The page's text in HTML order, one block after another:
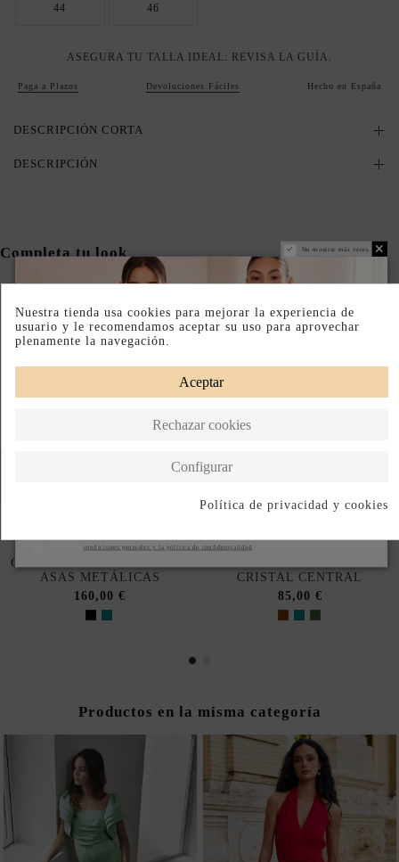
44 46
ASEGURA TU TALLA IDEAL: REVISA LA GUÍA.
Paga a Plazos Devoluciones Fáciles Hecho en España
DESCRIPCIÓN CORTA
DESCRIPCIÓN
Completa tu look
CARTERA DE CROCHET
CON CINTAS SATINADAS Y
ASAS METÁLICAS
160,00 €
PENDIENTES BORDADOS
CRISTAL CENTRAL
85,00 €
Productos en la misma categoría
No mostrar más veces
condiciones generales y la política de confidencialidad
Nuestra tienda usa cookies para mejorar la experiencia de
usuario y le recomendamos aceptar su uso para aprovechar
plenamente la navegación.
Aceptar
Rechazar cookies
Configurar
Política de privacidad y cookies